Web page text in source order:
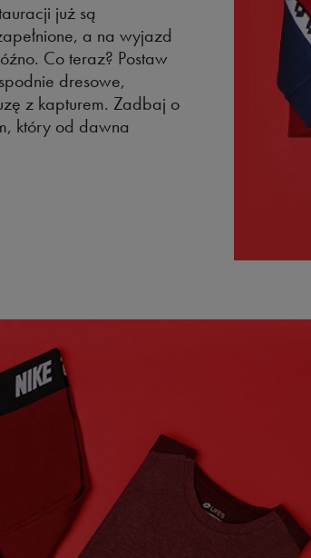
już są
a na wyjazd
Co teraz? Postaw
dresowe,
z kapturem. Zadbaj o
który od dawna